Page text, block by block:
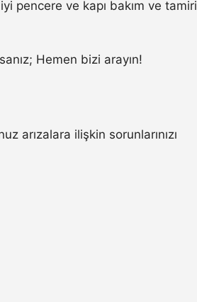
pencere ve kapı bakım ve tamiri
Hemen bizi arayın!
arızalara ilişkin sorunlarınızı